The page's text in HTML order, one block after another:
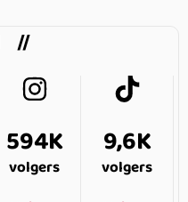
594K
volgers
9,6K
volgers